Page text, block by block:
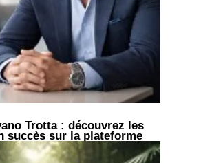
Trotta : découvrez les
succès sur la plateforme